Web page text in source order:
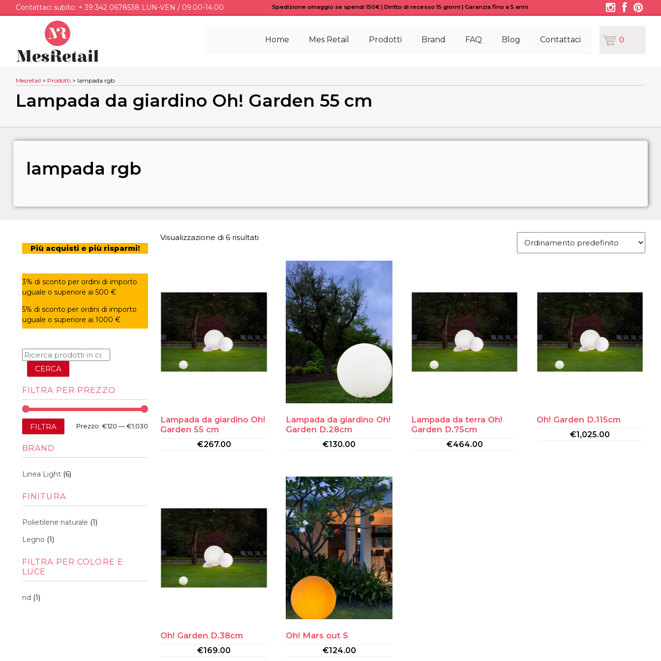
Contattaci subito: + 39 342 0678538 LUN-VEN / 09.00-14.00 Spedizione omaggio se spendi 150€ | Diritto di recesso 15 giorni | Garanzia fino a 5 anni
Home Mes Retail Prodotti Brand FAQ Blog Contattaci 0
Mesretail > Prodotti > lampada rgb
Lampada da giardino Oh! Garden 55 cm
lampada rgb
Visualizzazione di 6 risultati
Lampada da giardino Oh!
Garden 55 cm
€267.00
Lampada da giardino Oh!
Garden D.28cm
€130.00
Lampada da terra Oh!
Garden D.75cm
€464.00
Oh! Garden D.115cm
€1,025.00
Oh! Garden D.38cm
€169.00
Oh! Mars out S
€124.00
Più acquisti e più risparmi!
3% di sconto per ordini di importo
uguale o superiore ai 500 €
5% di sconto per ordini di importo
uguale o superiore ai 1000 €
CERCA
FILTRA PER PREZZO
Prezzo
Prezzo
FILTRA Prezzo: €120 —€1,030
BRAND
Linea Light (6)
FINITURA
Polietilene naturale (1)
Legno (1)
FILTRA PER COLORE E
LUCE
nd (1)